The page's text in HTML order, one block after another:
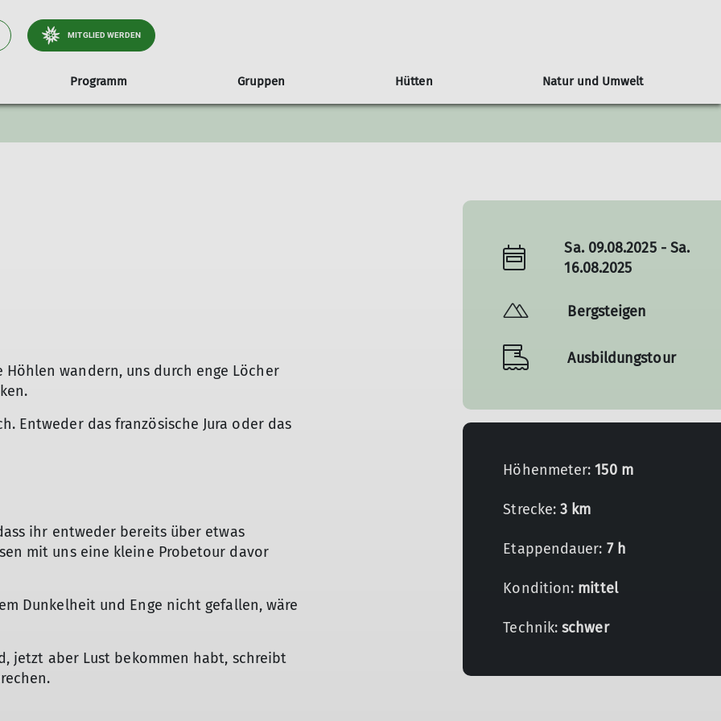
MITGLIED WERDEN
Über uns Mitgliedschaft
Info's zur Mitgliedschaft
Programm
Treffs & Termine Kursübersicht Tourenübersicht
Gruppen
Jugendgruppen Familiengruppen Monday-Monkeys
Hütten
Hauerseehütte
Natur und Umwelt
Wald Hessigheimer Felsengärten Umweltgütesiegel Ludwigsburger Hütte Orchideenweg
wandern, uns durch enge Löcher
Entweder das französische Jura oder das
ihr entweder bereits über etwas
mit uns eine kleine Probetour davor
Dunkelheit und Enge nicht gefallen, wäre
jetzt aber Lust bekommen habt, schreibt
Sa. 09.08.2025 - Sa.
16.08.2025
Bergsteigen
Ausbildungstour
Höhenmeter:150 m
Strecke:3 km
Etappendauer: 7 h
Kondition: mittel
Technik:schwer